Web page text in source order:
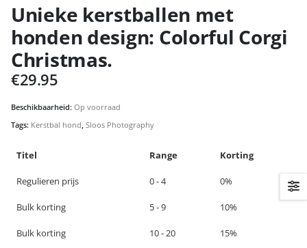
Unieke kerstballen met
honden design: Colorful Corgi
Christmas.
€29.95
Beschikbaarheid: Op voorraad
Tags: Kerstbal hond, Sloos Photography
Titel Range Korting
Regulieren prijs 0 - 4 0%
Bulk korting 5 - 9 10%
Bulk korting 10 - 20 15%